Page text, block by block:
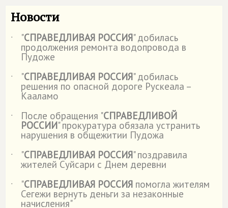
Новости
˙ "СПРАВЕДЛИВАЯ РОССИЯ" добилась
продолжения ремонта водопровода в
Пудоже
˙
"СПРАВЕДЛИВАЯ РОССИЯ" добилась
решения по опасной дороге Рускеала –
Кааламо
˙
После обращения "СПРАВЕДЛИВОЙ
РОССИИ" прокуратура обязала устранить
нарушения в общежитии Пудожа
˙
"СПРАВЕДЛИВАЯ РОССИЯ" поздравила
жителей Суйсари с Днем деревни
˙
"СПРАВЕДЛИВАЯ РОССИЯ помогла жителям
Сегежи вернуть деньги за незаконные
начисления"